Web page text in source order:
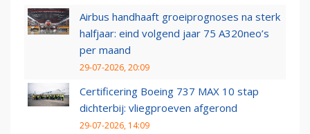
Airbus handhaaft groeiprognoses na sterk
halfjaar: eind volgend jaar 75 A320neo’s
per maand
29-07-2026, 20:09
Certificering Boeing 737 MAX 10 stap
dichterbij: vliegproeven afgerond
29-07-2026, 14:09